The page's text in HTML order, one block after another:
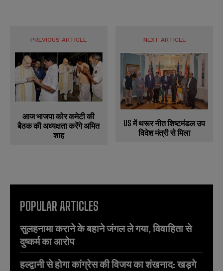
PREVIOUS ARTICLE
आज भाजपा कोर कमेटी की
बैठक की अध्यक्षता करेंगे अमित
शाह
NEXT ARTICLE
US में थरूर नीत शिष्टमंडल उप
विदेश मंत्री से मिला
POPULAR ARTICLES
सुलहनामा कराने के बहाने जंगल ले गया, विवाहिता से
दुष्कर्म का आरोप
हल्द्वानी से होगा कांग्रेस की विजय का शंखनाद: खड़गे